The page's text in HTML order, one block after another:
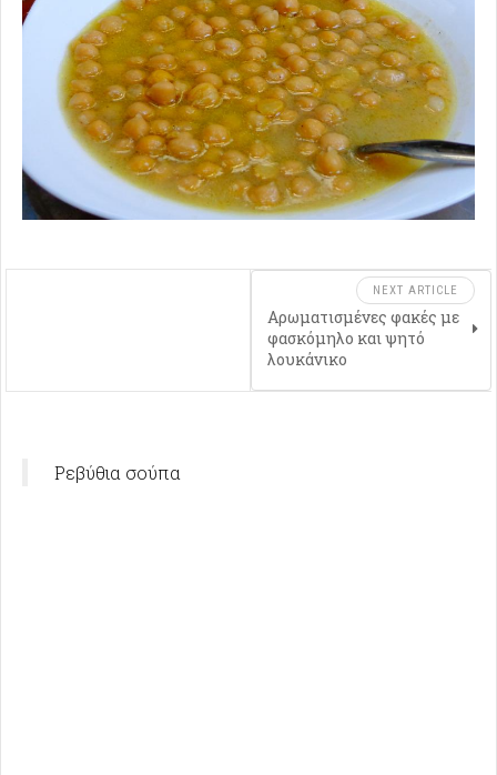
NEXT ARTICLE
Αρωματισμένες φακές με
φασκόμηλο και ψητό
λουκάνικο
Ρεβύθια σούπα